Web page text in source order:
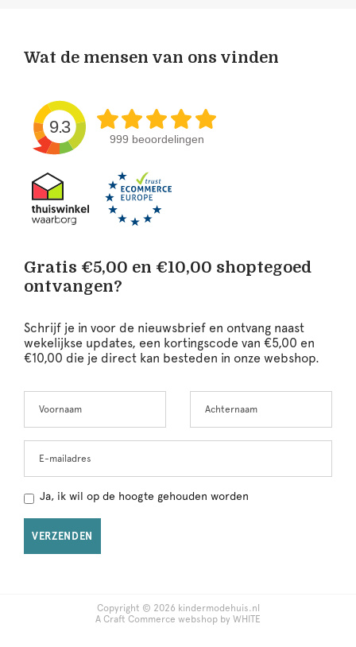
Wat de mensen van ons vinden
9.3
999 beoordelingen
Gratis €5,00 en €10,00 shoptegoed
ontvangen?
Schrijf je in voor de nieuwsbrief en ontvang naast
wekelijkse updates, een kortingscode van €5,00 en
€10,00 die je direct kan besteden in onze webshop.
this
Ja, ik wil op de hoogte gehouden worden
VERZENDEN
Copyright © 2026 kindermodehuis.nl
A Craft Commerce webshop by WHITE